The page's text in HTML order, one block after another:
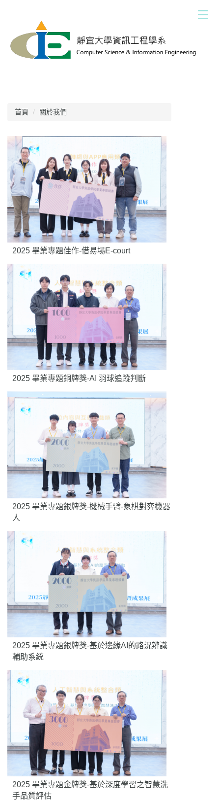
內
首頁 關於我們
2025 畢業專題佳作-借易場E-court
2025 畢業專題銅牌獎-AI 羽球追蹤判斷
2025 畢業專題銀牌獎-機械手臂-象棋對弈機器
人
2025 畢業專題銀牌獎-基於邊緣AI的路況辨識
輔助系統
2025 畢業專題金牌獎-基於深度學習之智慧洗
手品質評估